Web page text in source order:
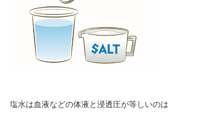
塩水は血液などの体液と浸透圧が等しいのは